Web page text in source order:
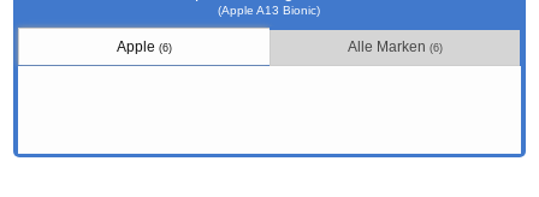
(Apple A13 Bionic)
Apple(6) Alle Marken(6)